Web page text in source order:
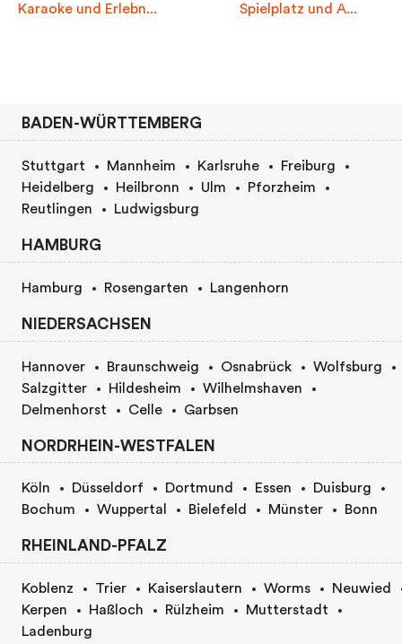
Karaoke und Erlebn...
Spielplatz und A...
BADEN-WÜRTTEMBERG
Stuttgart Mannheim Karlsruhe
Freiburg
Heidelberg
Heilbronn Ulm
Pforzheim
Reutlingen
Ludwigsburg
HAMBURG
Hamburg Rosengarten Langenhorn
NIEDERSACHSEN
Hannover Braunschweig Osnabrück
Wolfsburg
Salzgitter
Hildesheim
Wilhelmshaven
Delmenhorst
Celle Garbsen
NORDRHEIN-WESTFALEN
Köln Düsseldorf Dortmund Essen
Duisburg
Bochum
Wuppertal Bielefeld Münster Bonn
RHEINLAND-PFALZ
Koblenz Trier Kaiserslautern Worms
Neuwied
Kerpen
Haßloch Rülzheim
Mutterstadt
Ladenburg